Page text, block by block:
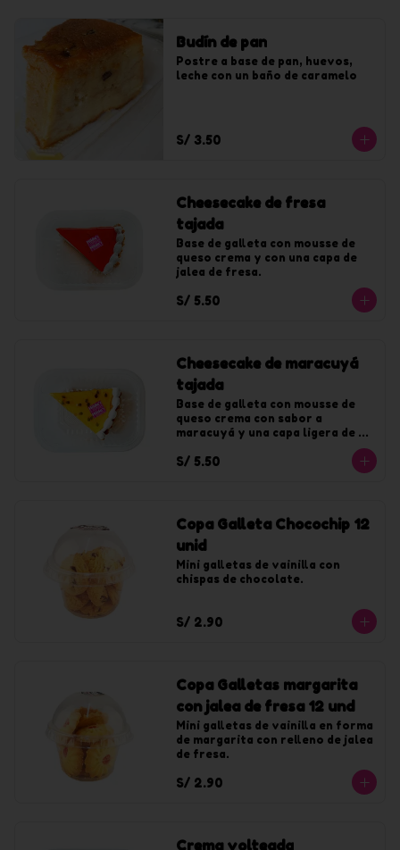
Budín de pan
Postre a base de pan, huevos,
leche con un baño de caramelo
S/ 3.50
Cheesecake de fresa
tajada
Base de galleta con mousse de
queso crema y con una capa de
jalea de fresa.
S/ 5.50
Cheesecake de maracuyá
tajada
Base de galleta con mousse de
queso crema con sabor a
maracuyá y una capa ligera de
S/ 5.50
Copa Galleta Chocochip 12
unid
Mini galletas de vainilla con
chispas de chocolate.
S/ 2.90
Copa Galletas margarita
con jalea de fresa 12 und
Mini galletas de vainilla en forma
de margarita con relleno de jalea
de fresa.
S/ 2.90
Crema volteada